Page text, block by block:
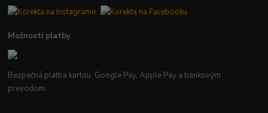
Možnosti platby
Bezpečná platba kartou, Google Pay, Apple Pay a bankovým
prevodom.